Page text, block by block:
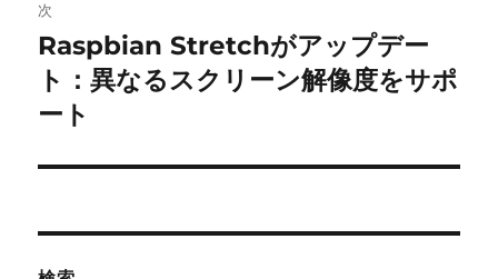
ー
シ
ョ
ン
次
次
の
投
Raspbian Stretchがアップデー
ト：異なるスクリーン解像度をサポ
ート